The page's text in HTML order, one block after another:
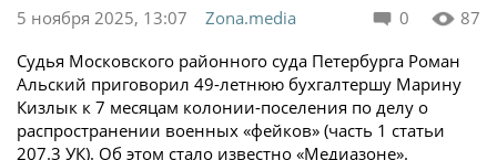
0 87
5 ноября 2025, 13:07
Zona.media
Судья Московского районного суда Петербурга Роман
Альский приговорил 49-летнюю бухгалтершу Марину
Кизлык к 7 месяцам колонии-поселения по делу о
распространении военных «фейков» (часть 1 статьи
207.3 УК). Об этом стало известно «Медиазоне».